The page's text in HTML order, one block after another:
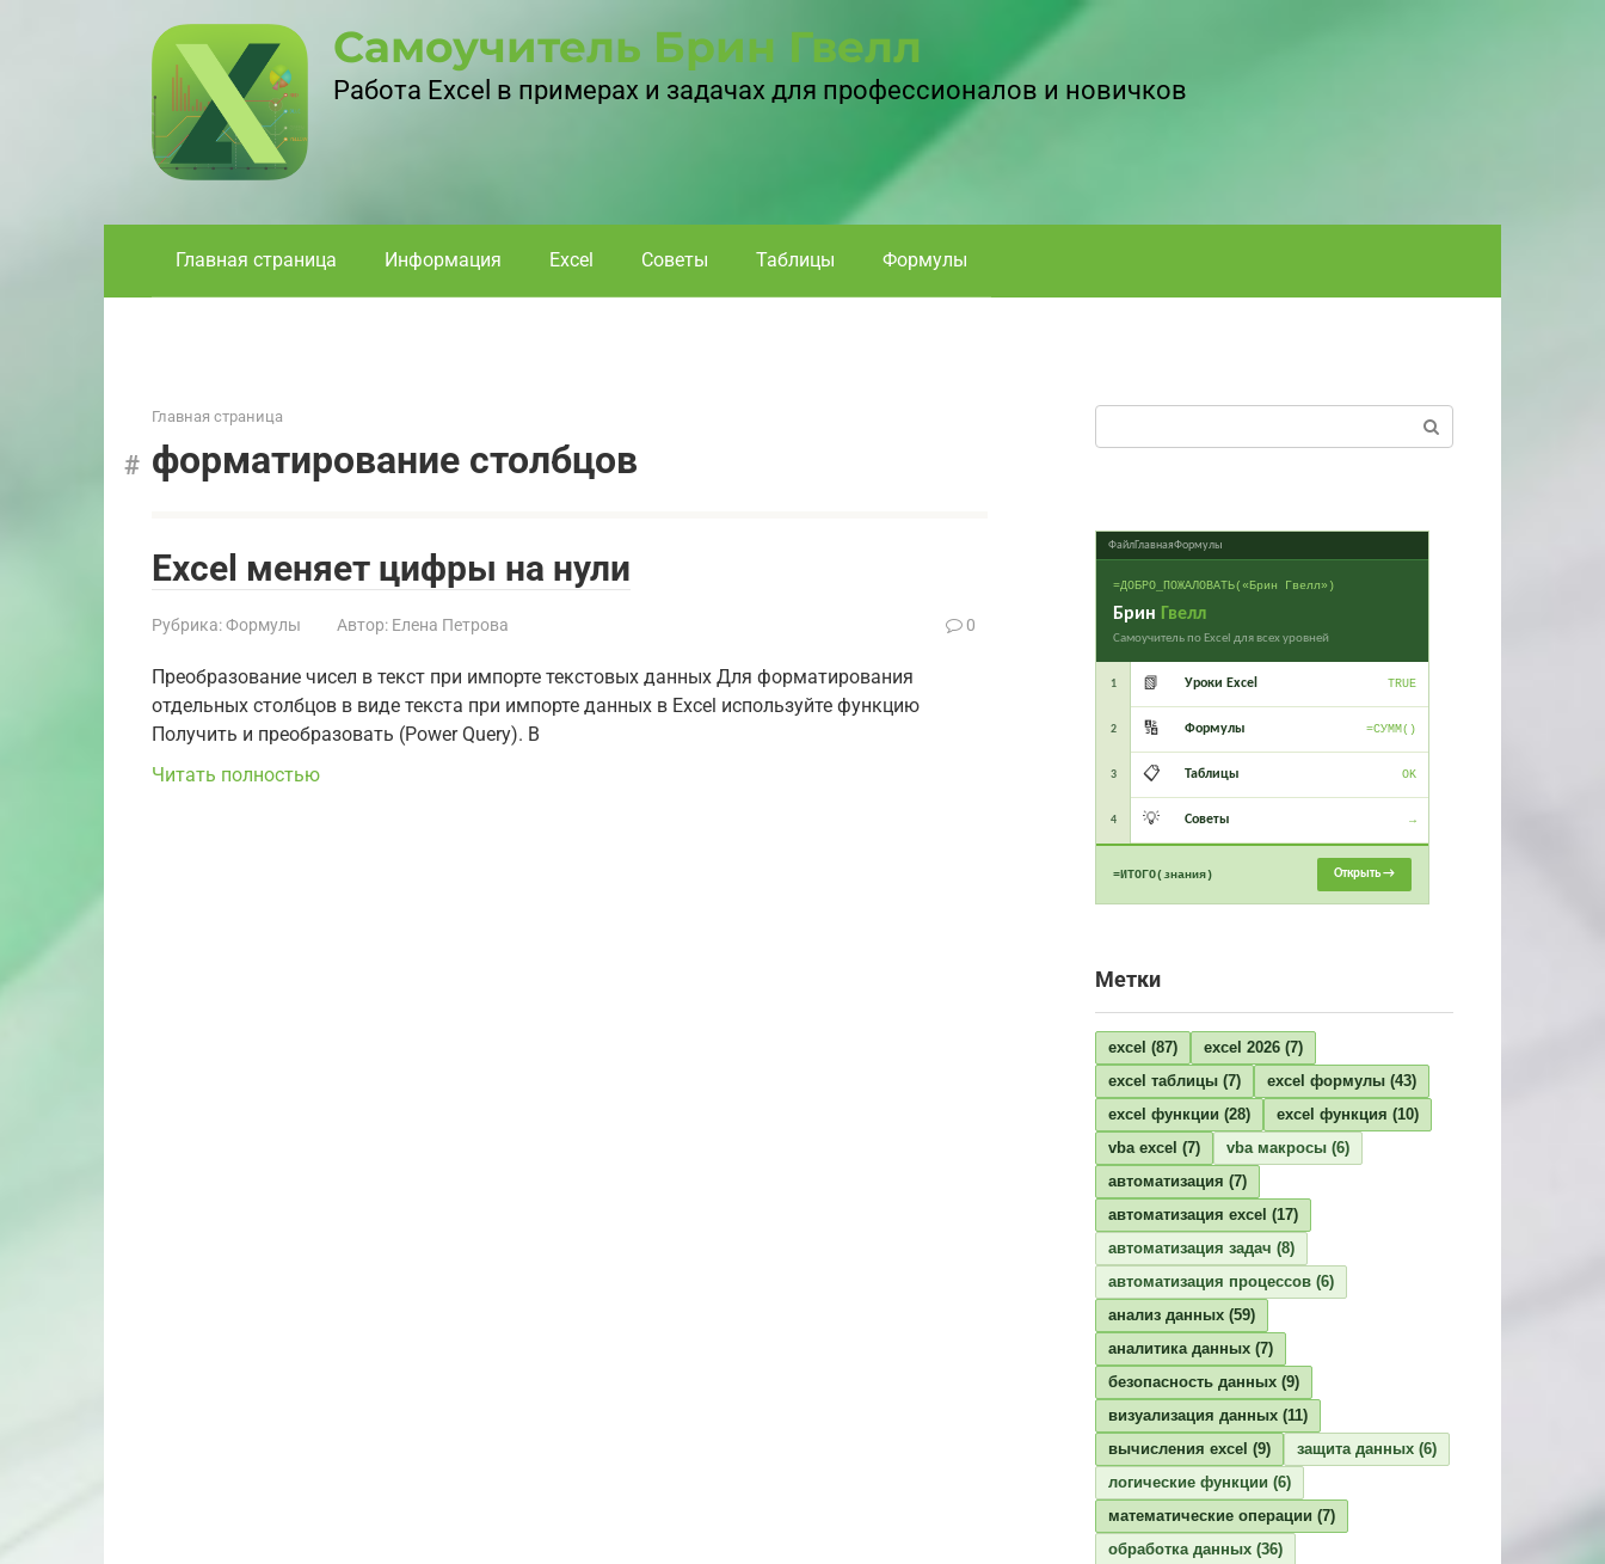
Самоучитель Брин Гвелл
Работа Excel в примерах и задачах для профессионалов и новичков
Главная страница Информация Excel Советы Таблицы Формулы
Главная страница
форматирование столбцов
Excel меняет цифры на нули
Рубрика:Формулы Автор: Елена Петрова 0
Преобразование чисел в текст при импорте текстовых данных Для форматирования
отдельных столбцов в виде текста при импорте данных в Excel используйте функцию
Получить и преобразовать (Power Query). В
Читать полностью
ФайлГлавнаяФормулы
=ДОБРО_ПОЖАЛОВАТЬ(«Брин Гвелл»)
Брин Гвелл
Самоучитель по Excel для всех уровней
1 📗 Уроки Excel TRUE
2 🔢 Формулы =СУММ()
3 📋 Таблицы OK
4 💡 Советы →
=ИТОГО(знания) Открыть →
Метки
excel (87) excel 2026 (7)
excel таблицы (7) excel формулы (43)
excel функции (28) excel функция (10)
vba excel (7) vba макросы (6)
автоматизация (7)
автоматизация excel (17)
автоматизация задач (8)
автоматизация процессов (6)
анализ данных (59)
аналитика данных (7)
безопасность данных (9)
визуализация данных (11)
вычисления excel (9) защита данных (6)
логические функции (6)
математические операции (7)
обработка данных (36)